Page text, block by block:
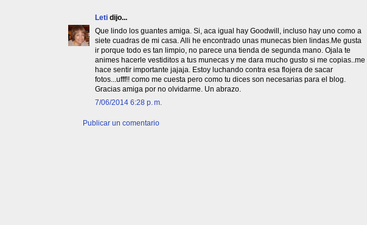
Leti dijo...
Que lindo los guantes amiga. Si, aca igual hay Goodwill, incluso hay uno como a
siete cuadras de mi casa. Alli he encontrado unas munecas bien lindas.Me gusta
ir porque todo es tan limpio, no parece una tienda de segunda mano. Ojala te
animes hacerle vestiditos a tus munecas y me dara mucho gusto si me copias..me
hace sentir importante jajaja. Estoy luchando contra esa flojera de sacar
fotos...ufff!! como me cuesta pero como tu dices son necesarias para el blog.
Gracias amiga por no olvidarme. Un abrazo.
7/06/2014 6:28 p. m.
Publicar un comentario